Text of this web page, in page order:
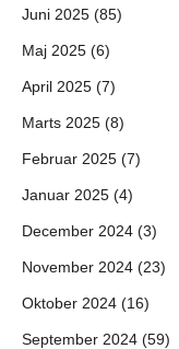
Juni 2025 (85)
Maj 2025 (6)
April 2025 (7)
Marts 2025 (8)
Februar 2025 (7)
Januar 2025 (4)
December 2024 (3)
November 2024 (23)
Oktober 2024 (16)
September 2024 (59)